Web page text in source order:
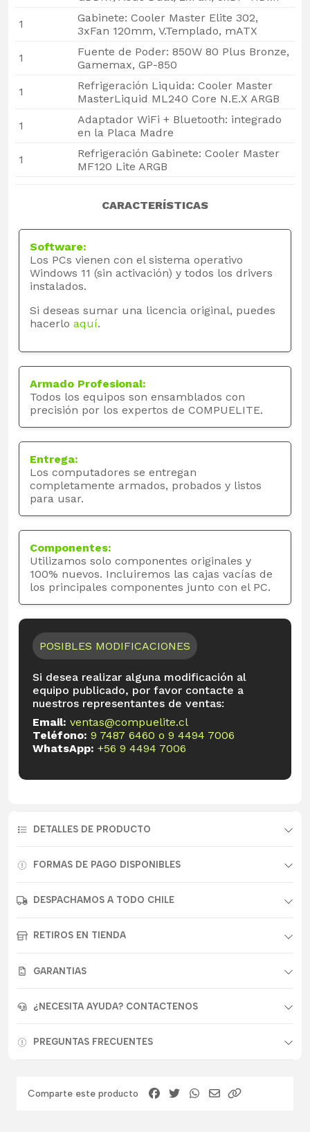
1
Gabinete: Cooler Master Elite 302,
3xFan 120mm, V.Templado, mATX
1
Fuente de Poder: 850W 80 Plus Bronze,
Gamemax, GP-850
1
Refrigeración Liquida: Cooler Master
MasterLiquid ML240 Core N.E.X ARGB
1
Adaptador WiFi + Bluetooth: integrado
en la Placa Madre
1
Refrigeración Gabinete: Cooler Master
MF120 Lite ARGB
CARACTERÍSTICAS
Software:
Los PCs vienen con el sistema operativo
Windows 11 (sin activación) y todos los drivers
instalados.
Si deseas sumar una licencia original, puedes
hacerlo aquí.
Armado Profesional:
Todos los equipos son ensamblados con
precisión por los expertos de COMPUELITE.
Entrega:
Los computadores se entregan
completamente armados, probados y listos
para usar.
Componentes:
Utilizamos solo componentes originales y
100% nuevos. Incluiremos las cajas vacías de
los principales componentes junto con el PC.
POSIBLES MODIFICACIONES
Si desea realizar alguna modificación al
equipo publicado, por favor contacte a
nuestros representantes de ventas:
Email: ventas@compuelite.cl
Teléfono: 9 7487 6460 o 9 4494 7006
WhatsApp: +56 9 4494 7006
DETALLES DE PRODUCTO
FORMAS DE PAGO DISPONIBLES
DESPACHAMOS A TODO CHILE
RETIROS EN TIENDA
GARANTIAS
¿NECESITA AYUDA? CONTACTENOS
PREGUNTAS FRECUENTES
Comparte este producto